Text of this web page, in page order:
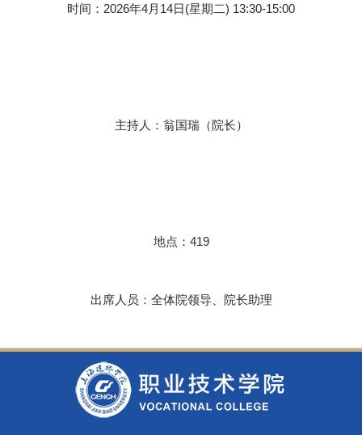
时间：2026年4月14日(星期二) 13:30-15:00
主持人：翁国瑞（院长）
地点：419
出席人员：全体院领导、院长助理